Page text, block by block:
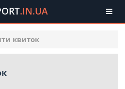
.IN.UA
квиток